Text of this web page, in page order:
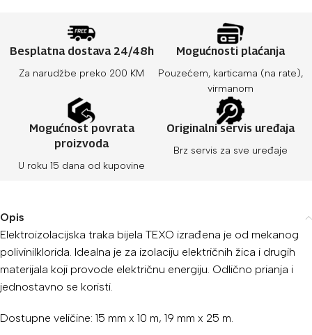
Besplatna dostava 24/48h
Za narudžbe preko 200 KM
Mogućnosti plaćanja
Pouzećem, karticama (na rate),
virmanom
Mogućnost povrata
proizvoda
U roku 15 dana od kupovine
Originalni servis uređaja
Brz servis za sve uređaje
Opis
Elektroizolacijska traka bijela TEXO izrađena je od mekanog
polivinilklorida. Idealna je za izolaciju električnih žica i drugih
materijala koji provode električnu energiju. Odlično prianja i
jednostavno se koristi.
Dostupne veličine: 15 mm x 10 m, 19 mm x 25 m.